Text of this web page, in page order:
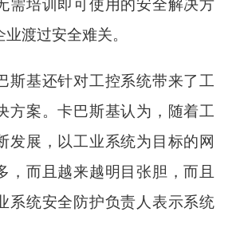
需培训即可使用的安全解决方
渡过安全难关。
斯基还针对工控系统带来了工
方案。卡巴斯基认为，随着工
发展，以工业系统为目标的网
，而且越来越明目张胆，而且
系统安全防护负责人表示系统